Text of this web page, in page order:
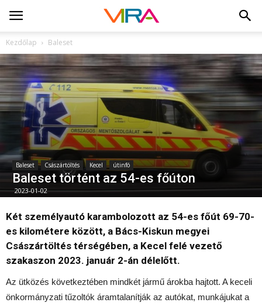
Kezdőlap Baleset
Baleset Császártöltés Kecel útinfó
Baleset történt az 54-es főúton
2023-01-02
Két személyautó karambolozott az 54-es főút 69-70-
es kilométere között, a Bács-Kiskun megyei
Császártöltés térségében, a Kecel felé vezető
szakaszon 2023. január 2-án délelőtt.
Az ütközés következtében mindkét jármű árokba hajtott. A keceli
önkormányzati tűzoltók áramtalanítják az autókat, munkájukat a